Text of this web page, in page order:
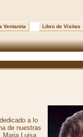
Ventanita Libro de Visitas
a lo
de nuestras
Maria Luisa